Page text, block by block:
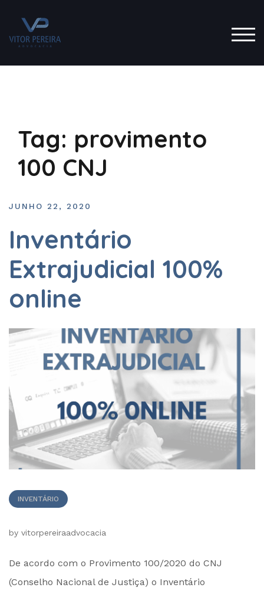
Tag: provimento
100 CNJ
JUNHO 22, 2020
Inventário
Extrajudicial 100%
online
INVENTÁRIO
by vitorpereiraadvocacia
De acordo com o Provimento 100/2020 do CNJ
(Conselho Nacional de Justiça) o Inventário